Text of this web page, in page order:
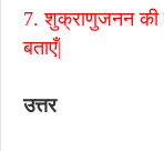
7. शुक्राणुजनन की
बताएँ|
उत्तर